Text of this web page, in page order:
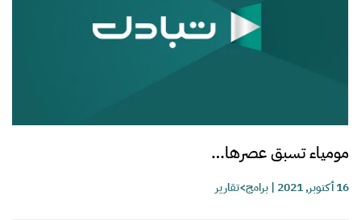
مومياء تسبق عصرها…
16 أكتوبر, 2021 |برامج>تقارير